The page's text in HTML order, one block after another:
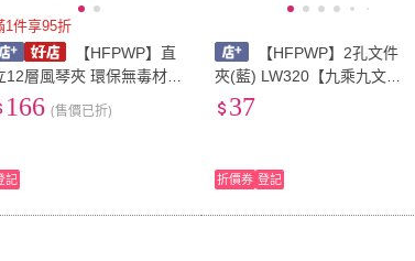
1件享95折
【HFPWP】直
12層風琴夾 環保無毒材質
41411-SN
166 (售價已折)
記
【HFPWP】2孔文件
夾(藍) LW320【九乘九文
具】A4二孔文件夾 二孔資料
37
折價券 登記